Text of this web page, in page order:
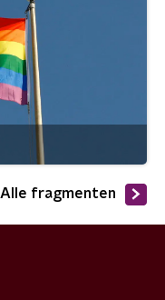
Alle fragmenten